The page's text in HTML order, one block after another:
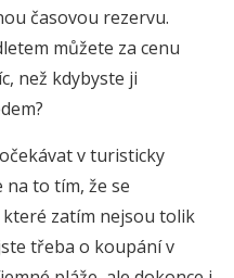
časovou rezervu.
můžete za cenu
než kdybyste ji
v turisticky
to tím, že se
zatím nejsou tolik
třeba o koupání v